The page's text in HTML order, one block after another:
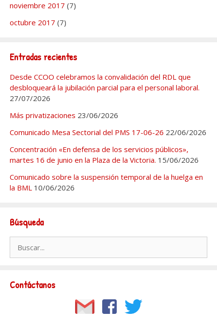
noviembre 2017 (7)
octubre 2017 (7)
Entradas recientes
Desde CCOO celebramos la convalidación del RDL que
desbloqueará la jubilación parcial para el personal laboral.
27/07/2026
Más privatizaciones 23/06/2026
Comunicado Mesa Sectorial del PMS 17-06-26 22/06/2026
Concentración «En defensa de los servicios públicos»,
martes 16 de junio en la Plaza de la Victoria. 15/06/2026
Comunicado sobre la suspensión temporal de la huelga en
la BML 10/06/2026
Búsqueda
Contáctanos